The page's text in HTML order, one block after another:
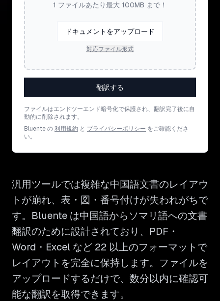
1 ファイルあたり最大 100MB まで！
ドキュメントをアップロード
対応ファイル形式
翻訳する
ファイルはエンドツーエンド暗号化で保護され、翻訳完了後に自
動的に削除されます。
Bluente の利用規約 と プライバシーポリシー をご確認くださ
い。
汎用ツールでは複雑な中国語文書のレイアウ
トが崩れ、表・図・番号付けが失われがちで
す。Bluente は中国語からソマリ語への文書
翻訳のために設計されており、PDF・
Word・Excel など 22 以上のフォーマットで
レイアウトを完全に保持します。ファイルを
アップロードするだけで、数分以内に確認可
能な翻訳を取得できます。